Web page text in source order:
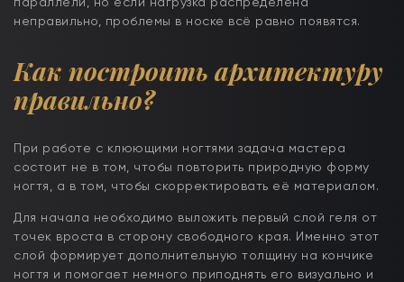
параллели, но если нагрузка распределена
неправильно, проблемы в носке всё равно появятся.
Как построить архитектуру
правильно?
При работе с клюющими ногтями задача мастера
состоит не в том, чтобы повторить природную форму
ногтя, а в том, чтобы скорректировать её материалом.
Для начала необходимо выложить первый слой геля от
точек вроста в сторону свободного края. Именно этот
слой формирует дополнительную толщину на кончике
ногтя и помогает немного приподнять его визуально и